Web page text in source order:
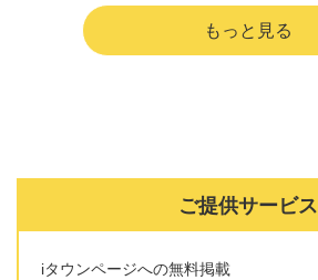
ご提供サービス
iタウンページへの無料掲載